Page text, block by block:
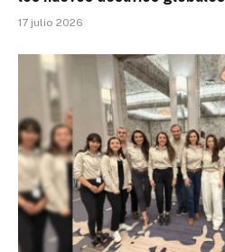
17 julio 2026